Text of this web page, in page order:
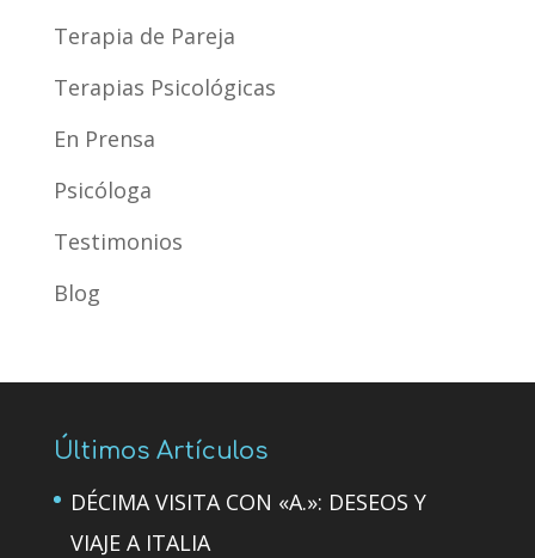
Terapia de Pareja
Terapias Psicológicas
En Prensa
Psicóloga
Testimonios
Blog
Últimos Artículos
DÉCIMA VISITA CON «A.»: DESEOS Y
VIAJE A ITALIA